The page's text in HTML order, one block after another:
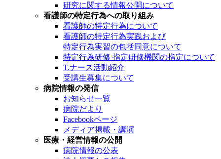
研究に関する情報公開について
看護師の特定行為への取り組み
看護師の特定行為について
看護師の特定行為実践および
特定行為実習の包括同意について
特定行為研修 指定研修機関の指定について
T.ナース活動紹介
受講生募集について
病院情報の発信
お知らせ一覧
病院だより
Facebookページ
メディア掲載・講演
医療・経営情報の公開
病院情報の公表